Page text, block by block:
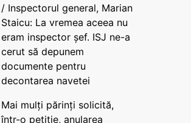
/ Inspectorul general, Marian
Staicu: La vremea aceea nu
eram inspector șef. ISJ ne-a
cerut să depunem
documente pentru
decontarea navetei
Mai mulți părinți solicită,
într-o petiție, anularea